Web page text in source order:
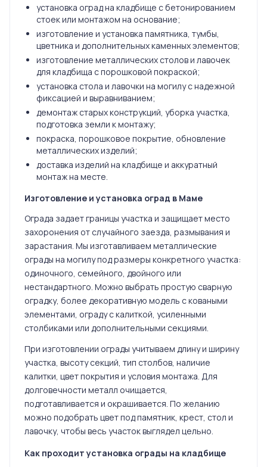
установка оград на кладбище с бетонированием
стоек или монтажом на основание;
изготовление и установка памятника, тумбы,
цветника и дополнительных каменных элементов;
изготовление металлических столов и лавочек
для кладбища с порошковой покраской;
установка стола и лавочки на могилу с надежной
фиксацией и выравниванием;
демонтаж старых конструкций, уборка участка,
подготовка земли к монтажу;
покраска, порошковое покрытие, обновление
металлических изделий;
доставка изделий на кладбище и аккуратный
монтаж на месте.
Изготовление и установка оград в Маме
Ограда задает границы участка и защищает место
захоронения от случайного заезда, размывания и
зарастания. Мы изготавливаем металлические
ограды на могилу под размеры конкретного участка:
одиночного, семейного, двойного или
нестандартного. Можно выбрать простую сварную
оградку, более декоративную модель с коваными
элементами, ограду с калиткой, усиленными
столбиками или дополнительными секциями.
При изготовлении ограды учитываем длину и ширину
участка, высоту секций, тип столбов, наличие
калитки, цвет покрытия и условия монтажа. Для
долговечности металл очищается,
подготавливается и окрашивается. По желанию
можно подобрать цвет под памятник, крест, стол и
лавочку, чтобы весь участок выглядел цельно.
Как проходит установка ограды на кладбище